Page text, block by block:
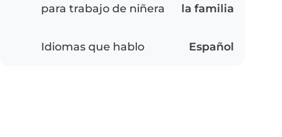
para trabajo de niñera
la familia
Idiomas que hablo Español